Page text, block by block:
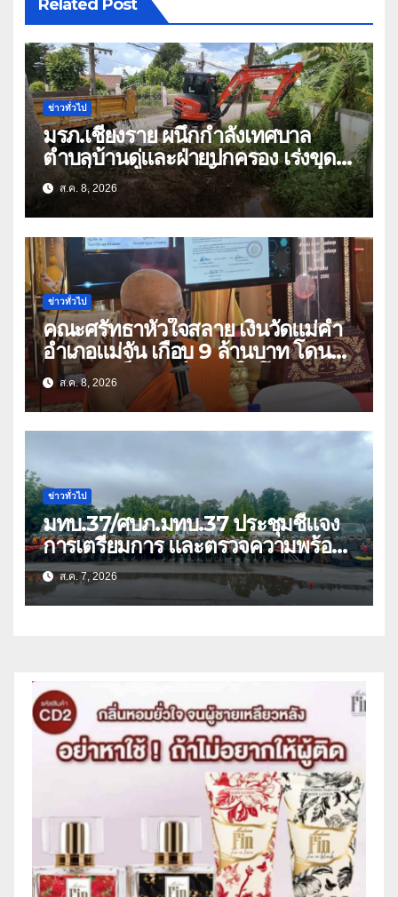
Related Post
ข่าวทั่วไป
มรภ.เชียงราย ผนึกกำลังเทศบาล
ตำบลบ้านดู่และฝ่ายปกครอง เร่งขุด
ลอกสิ่งกีดขวางทางน้ำ ป้องกันและลด
ปัญหาน้ำท่วม
ส.ค. 8, 2026
ข่าวทั่วไป
คณะศรัทธาหัวใจสลาย เงินวัดแม่คำ
อำเภอแม่จัน เกือบ 9 ล้านบาท โดน
แก๊งคอลเซ็นเตอร์หลอกให้โอนข้ามปีก
ว่า 66 บัญชี
ส.ค. 8, 2026
ข่าวทั่วไป
มทบ.37/ศบภ.มทบ.37 ประชุมชี้แจง
การเตรียมการ และตรวจความพร้อม
ด้านการบรรเทาสาธารณภัย
ส.ค. 7, 2026